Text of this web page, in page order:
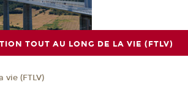
TOUT AU LONG DE LA VIE (FTLV)
vie (FTLV)